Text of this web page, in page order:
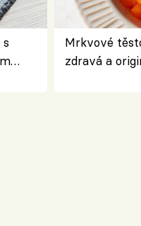
Mrkvové
zdravá a